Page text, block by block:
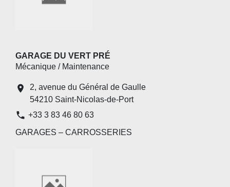
GARAGE DU VERT PRÉ
Mécanique / Maintenance
location_on
2, avenue du Général de Gaulle
54210 Saint-Nicolas-de-Port
phone +33 3 83 46 80 63
GARAGES – CARROSSERIES